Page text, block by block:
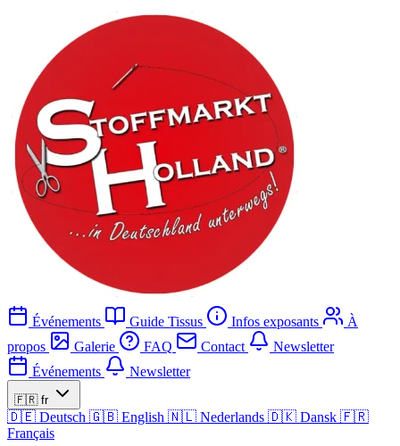
Événements Guide Tissus Infos exposants
À
propos
Galerie FAQ Contact
Newsletter
Événements
Newsletter
🇫🇷 fr
🇩🇪 Deutsch 🇬🇧 English 🇳🇱 Nederlands 🇩🇰 Dansk 🇫🇷
Français